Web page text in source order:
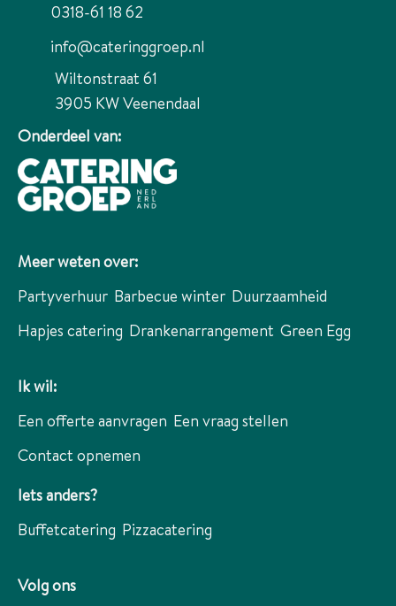
0318-61 18 62
info@cateringgroep.nl
Wiltonstraat 61
3905 KWVeenendaal
Onderdeel van:
Meer weten over:
Partyverhuur Barbecue winter Duurzaamheid
Hapjes catering Drankenarrangement Green Egg
Ik wil:
Een offerte aanvragen Een vraag stellen
Contact opnemen
Iets anders?
Buffetcatering Pizzacatering
Volg ons